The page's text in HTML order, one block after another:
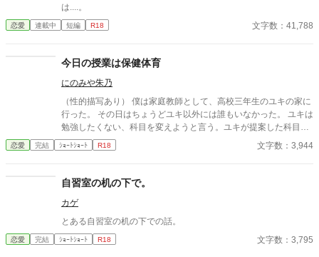
は....。
恋愛 連載中 短編 R18 文字数：41,788
今日の授業は保健体育
にのみや朱乃
（性的描写あり） 僕は家庭教師として、高校三年生のユキの家に
行った。 その日はちょうどユキ以外には誰もいなかった。 ユキは
勉強したくない、科目を変えようと言う。ユキが提案した科目と
は。
恋愛 完結 ｼｮｰﾄｼｮｰﾄ R18 文字数：3,944
自習室の机の下で。
カゲ
とある自習室の机の下での話。
恋愛 完結 ｼｮｰﾄｼｮｰﾄ R18 文字数：3,795